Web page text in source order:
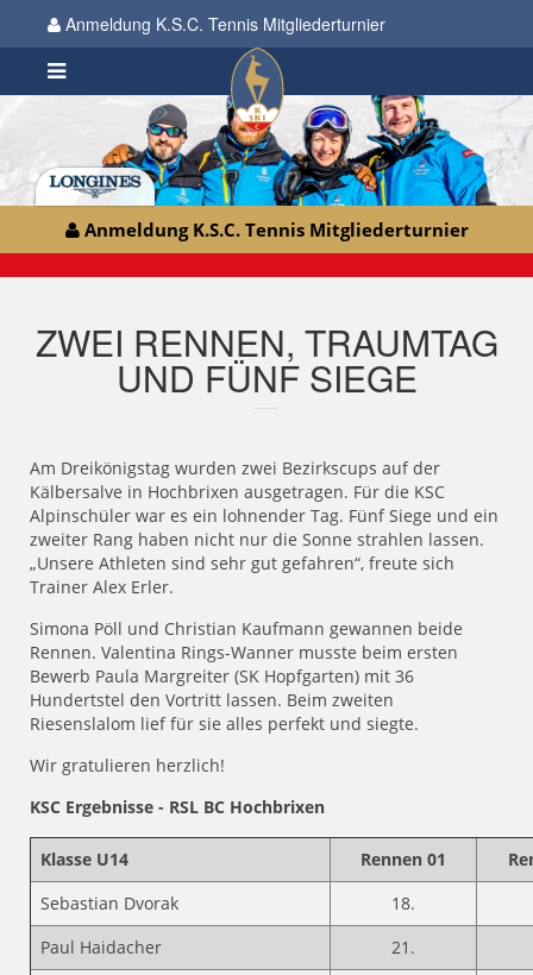
Anmeldung K.S.C. Tennis Mitgliederturnier
Anmeldung K.S.C. Tennis Mitgliederturnier
ZWEI RENNEN, TRAUMTAG
UND FÜNF SIEGE
Am Dreikönigstag wurden zwei Bezirkscups auf der
Kälbersalve in Hochbrixen ausgetragen. Für die KSC
Alpinschüler war es ein lohnender Tag. Fünf Siege und ein
zweiter Rang haben nicht nur die Sonne strahlen lassen.
„Unsere Athleten sind sehr gut gefahren“, freute sich
Trainer Alex Erler.
Simona Pöll und Christian Kaufmann gewannen beide
Rennen. Valentina Rings-Wanner musste beim ersten
Bewerb Paula Margreiter (SK Hopfgarten) mit 36
Hundertstel den Vortritt lassen. Beim zweiten
Riesenslalom lief für sie alles perfekt und siegte.
Wir gratulieren herzlich!
KSC Ergebnisse - RSL BC Hochbrixen
Klasse U14 Rennen 01
Sebastian Dvorak
18.
Paul Haidacher
21.